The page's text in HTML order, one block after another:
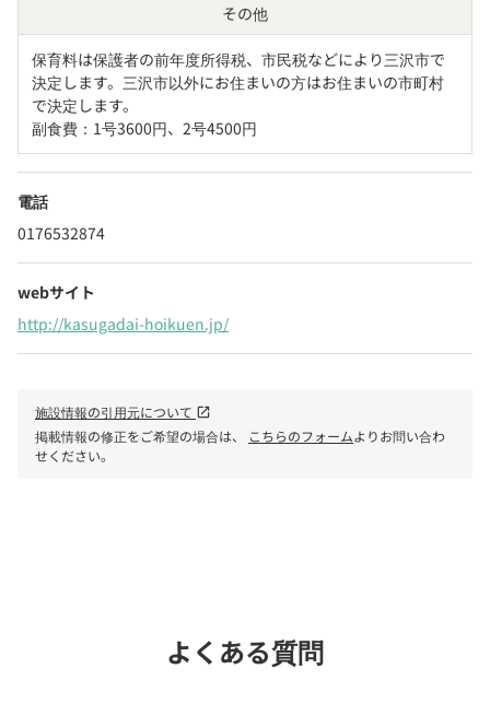
その他
保育料は保護者の前年度所得税、市民税などにより三沢市で
決定します。三沢市以外にお住まいの方はお住まいの市町村
で決定します。
副食費：1号3600円、2号4500円
電話
0176532874
webサイト
http://kasugadai-hoikuen.jp/
施設情報の引用元について open_in_new
掲載情報の修正をご希望の場合は、 こちらのフォームよりお問い合わ
せください。
よくある質問